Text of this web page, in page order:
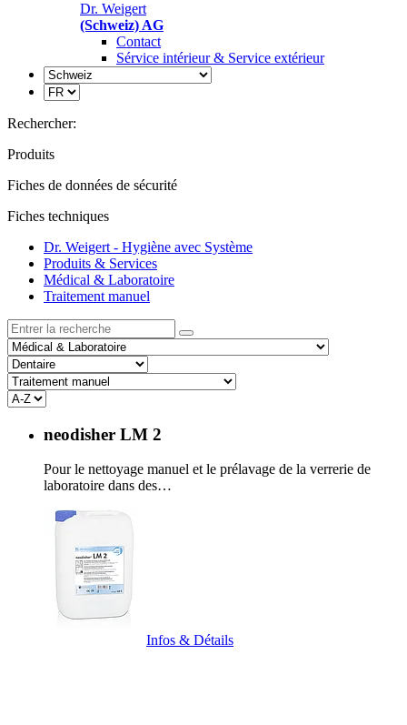
Dr. Weigert
(Schweiz) AG
Contact
Sérvice intérieur & Service extérieur
Rechercher:
Produits
Fiches de données de sécurité
Fiches techniques
Dr. Weigert - Hygiène avec Système
Produits & Services
Médical & Laboratoire
Traitement manuel
neodisher LM 2
Pour le nettoyage manuel et le prélavage de la verrerie de
laboratoire dans des…
Infos & Détails